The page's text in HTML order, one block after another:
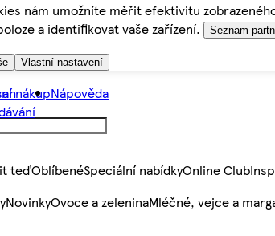
nám umožníte měřit efektivitu
a identifikovat vaše zařízení.
Seznam
Vlastní nastavení
nákupNápověda
teďOblíbenéSpeciální nabídkyOnline Club
NovinkyOvoce a zeleninaMléčné, vejce a